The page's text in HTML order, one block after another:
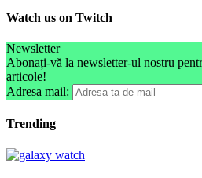
Watch us on Twitch
Newsletter
Abonați-vă la newsletter-ul nostru
articole!
Adresa mail:
Trending